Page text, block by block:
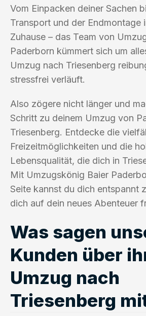
Vom Einpacken deiner Sachen
Transport und der Endmontage
Zuhause – das Team von
Paderborn kümmert sich um
Umzug nach Triesenberg
stressfrei verläuft.
Also zögere nicht länger und
Schritt zu deinem Umzug von
Triesenberg. Entdecke die
Freizeitmöglichkeiten und die
Lebensqualität, die dich in
Mit Umzugskönig Baier
Seite kannst du dich entspannt
dich auf dein neues Abenteuer
Was sagen
Kunden über
Umzug nach
Triesenberg